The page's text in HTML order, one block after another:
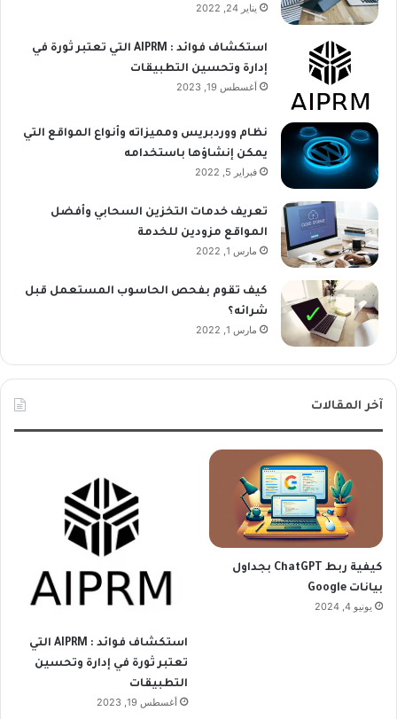
يناير 24, 2022
استكشاف فوائد : AIPRM التي تعتبر ثورة في
إدارة وتحسين التطبيقات
أغسطس 19, 2023
نظام ووردبريس ومميزاته وأنواع المواقع التي
يمكن إنشاؤها باستخدامه
فبراير 5, 2022
تعريف خدمات التخزين السحابي وأفضل
المواقع مزودين للخدمة
مارس 1, 2022
كيف تقوم بفحص الحاسوب المستعمل قبل
شرائه؟
مارس 1, 2022
آخر المقالات
كيفية ربط ChatGPT بجداول
بيانات Google
يونيو 4, 2024
استكشاف فوائد : AIPRM التي
تعتبر ثورة في إدارة وتحسين
التطبيقات
أغسطس 19, 2023